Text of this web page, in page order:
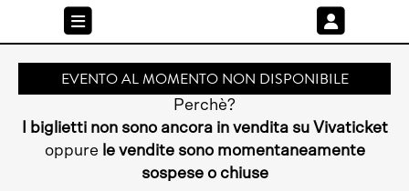
EVENTO AL MOMENTO NON DISPONIBILE
Perchè?
I biglietti non sono ancora in vendita su Vivaticket
oppure le vendite sono momentaneamente
sospese o chiuse